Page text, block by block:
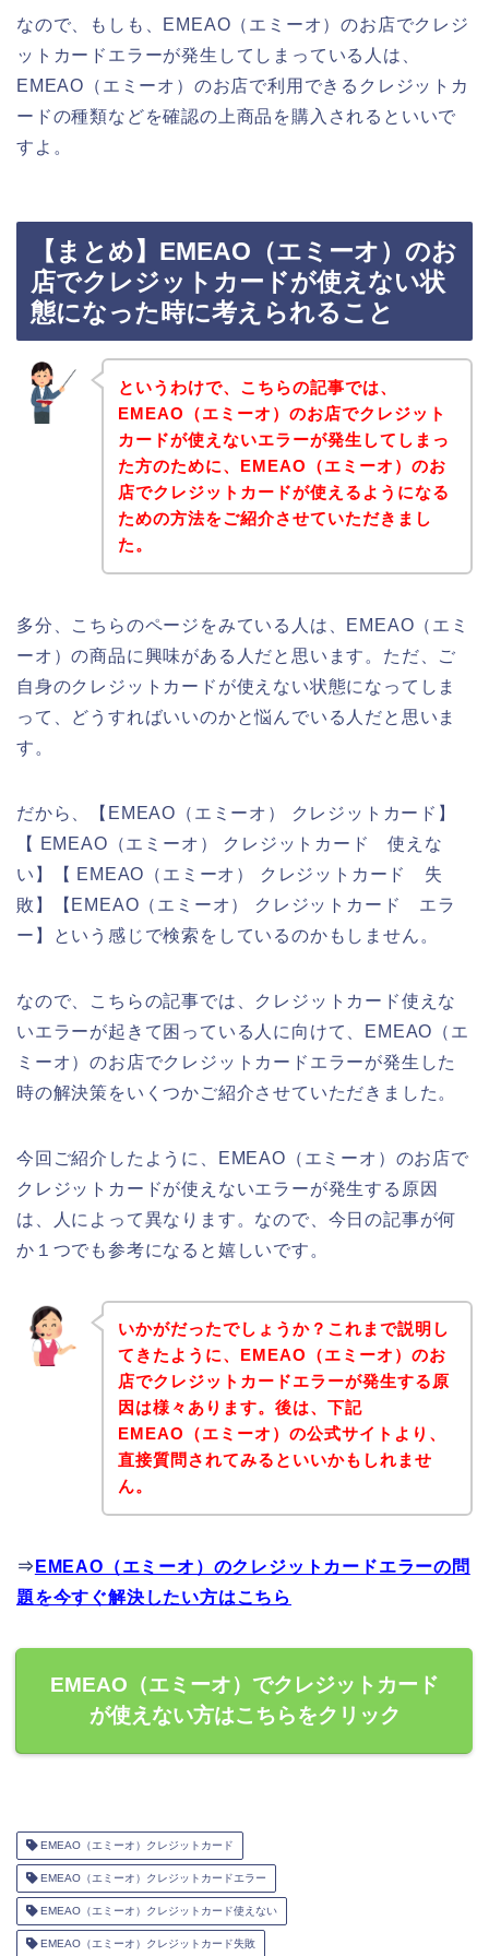
なので、もしも、EMEAO（エミーオ）のお店でクレジ
ットカードエラーが発生してしまっている人は、
EMEAO（エミーオ）のお店で利用できるクレジットカ
ードの種類などを確認の上商品を購入されるといいで
すよ。
【まとめ】EMEAO（エミーオ）のお
店でクレジットカードが使えない状
態になった時に考えられること
というわけで、こちらの記事では、
EMEAO（エミーオ）のお店でクレジット
カードが使えないエラーが発生してしまっ
た方のために、EMEAO（エミーオ）のお
店でクレジットカードが使えるようになる
ための方法をご紹介させていただきまし
た。
多分、こちらのページをみている人は、EMEAO（エミ
ーオ）の商品に興味がある人だと思います。ただ、ご
自身のクレジットカードが使えない状態になってしま
って、どうすればいいのかと悩んでいる人だと思いま
す。
だから、【EMEAO（エミーオ） クレジットカード】
【 EMEAO（エミーオ） クレジットカード 使えな
い】【 EMEAO（エミーオ） クレジットカード 失
敗】【EMEAO（エミーオ） クレジットカード エラ
ー】という感じで検索をしているのかもしません。
なので、こちらの記事では、クレジットカード使えな
いエラーが起きて困っている人に向けて、EMEAO（エ
ミーオ）のお店でクレジットカードエラーが発生した
時の解決策をいくつかご紹介させていただきました。
今回ご紹介したように、EMEAO（エミーオ）のお店で
クレジットカードが使えないエラーが発生する原因
は、人によって異なります。なので、今日の記事が何
か１つでも参考になると嬉しいです。
いかがだったでしょうか？これまで説明し
てきたように、EMEAO（エミーオ）のお
店でクレジットカードエラーが発生する原
因は様々あります。後は、下記
EMEAO（エミーオ）の公式サイトより、
直接質問されてみるといいかもしれませ
ん。
⇒ EMEAO（エミーオ）のクレジットカードエラーの問
題を今すぐ解決したい方はこちら
EMEAO（エミーオ）でクレジットカード
が使えない方はこちらをクリック
EMEAO（エミーオ）クレジットカード
EMEAO（エミーオ）クレジットカードエラー
EMEAO（エミーオ）クレジットカード使えない
EMEAO（エミーオ）クレジットカード失敗